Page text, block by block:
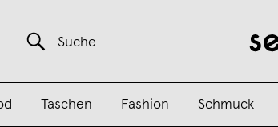
Suche
Taschen Fashion Schmuck